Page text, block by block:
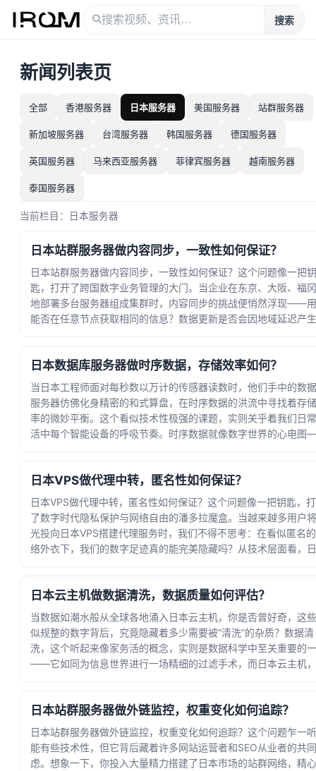
搜索
新闻列表页
全部 香港服务器 日本服务器 美国服务器 站群服务器
新加坡服务器 台湾服务器 韩国服务器 德国服务器
英国服务器 马来西亚服务器 菲律宾服务器 越南服务器
泰国服务器
当前栏目：日本服务器
日本站群服务器做内容同步，一致性如何保证？
日本站群服务器做内容同步，一致性如何保证？这个问题像一把钥
匙，打开了跨国数字业务管理的大门。当企业在东京、大阪、福
地部署多台服务器组成集群时，内容同步的挑战便悄然浮现——
能否在任意节点获取相同的信息？数据更新是否会因地域延迟产
日本数据库服务器做时序数据，存储效率如何？
当日本工程师面对每秒数以万计的传感器读数时，他们手中的数
服务器仿佛化身精密的和式算盘，在时序数据的洪流中寻找着存
率的微妙平衡。这个看似技术性极强的课题，实则关乎着我们日
活中每个智能设备的呼吸节奏。时序数据就像数字世界的心电
日本VPS做代理中转，匿名性如何保证？
日本VPS做代理中转，匿名性如何保证？这个问题像一把钥匙，
了数字时代隐私保护与网络自由的潘多拉魔盒。当越来越多用户
光投向日本VPS搭建代理服务时，我们不得不思考：在看似匿名
络外衣下，我们的数字足迹真的能完美隐藏吗？从技术层面看，
日本云主机做数据清洗，数据质量如何评估？
当数据如潮水般从全球各地涌入日本云主机，你是否曾好奇，这
似规整的数字背后，究竟隐藏着多少需要被“清洗”的杂质？数据清
洗，这个听起来像家务活的概念，实则是数据科学中至关重要的
——它如同为信息世界进行一场精细的过滤手术，而日本云主机
日本站群服务器做外链监控，权重变化如何追踪？
日本站群服务器做外链监控，权重变化如何追踪？这个问题乍一
能有些技术性，但它背后藏着许多网站运营者和SEO从业者的共
虑。想象一下，你投入大量精力搭建了日本市场的站群网络，精